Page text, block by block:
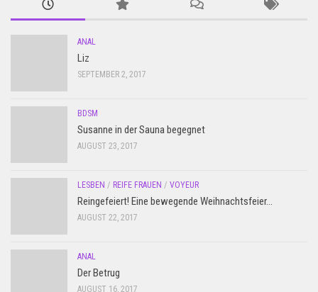
ANAL
Liz
SEPTEMBER 2, 2017
BDSM
Susanne in der Sauna begegnet
AUGUST 23, 2017
LESBEN / REIFE FRAUEN / VOYEUR
Reingefeiert! Eine bewegende Weihnachtsfeier…
AUGUST 22, 2017
ANAL
Der Betrug
AUGUST 16, 2017